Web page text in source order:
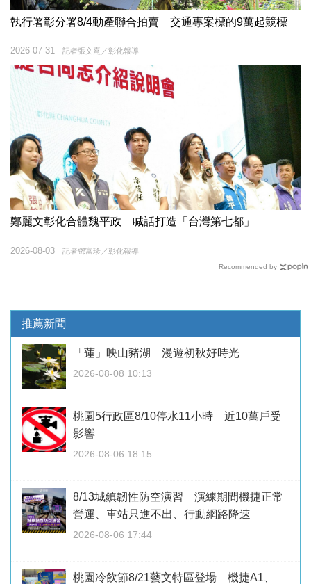
執行署彰分署8/4動產聯合拍賣 交通專案標的9萬起競標
記者張文熹／彰化報導
2026-07-31
鄭麗文彰化合體魏平政 喊話打造「台灣第七都」
記者鄧富珍／彰化報導
2026-08-03
Recommended by
推薦新聞
「蓮」映山豬湖 漫遊初秋好時光
2026-08-08 10:13
桃園5行政區8/10停水11小時 近10萬戶受
影響
2026-08-06 18:15
8/13城鎮韌性防空演習 演練期間機捷正常
營運、車站只進不出、行動網路降速
2026-08-06 17:44
桃園冷飲節8/21藝文特區登場 機捷A1、